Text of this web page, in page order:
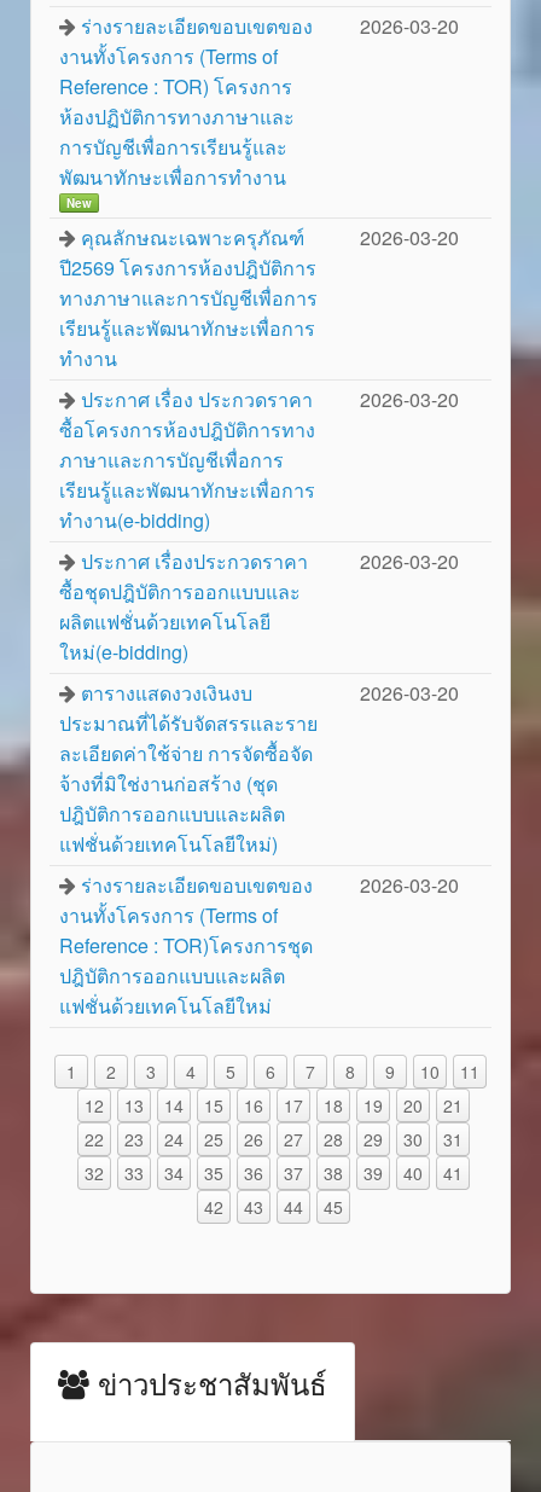
ร่างรายละเอียดขอบเขตของ
งานทั้งโครงการ (Terms of
Reference : TOR) โครงการ
ห้องปฏิบัติการทางภาษาและ
การบัญชีเพื่อการเรียนรู้และ
พัฒนาทักษะเพื่อการทำงาน
New
2026-03-20
คุณลักษณะเฉพาะครุภัณฑ์
ปี2569 โครงการห้องปฎิบัติการ
ทางภาษาและการบัญชีเพื่อการ
เรียนรู้และพัฒนาทักษะเพื่อการ
ทำงาน
2026-03-20
ประกาศ เรื่อง ประกวดราคา
ซื้อโครงการห้องปฎิบัติการทาง
ภาษาและการบัญชีเพื่อการ
เรียนรู้และพัฒนาทักษะเพื่อการ
ทำงาน(e-bidding)
2026-03-20
ประกาศ เรื่องประกวดราคา
ซื้อชุดปฎิบัติการออกแบบและ
ผลิตแฟชั่นด้วยเทคโนโลยี
ใหม่(e-bidding)
2026-03-20
ตารางแสดงวงเงินงบ
ประมาณที่ได้รับจัดสรรและราย
ละเอียดค่าใช้จ่าย การจัดซื้อจัด
จ้างที่มิใช่งานก่อสร้าง (ชุด
ปฎิบัติการออกแบบและผลิต
แฟชั่นด้วยเทคโนโลยีใหม่)
2026-03-20
ร่างรายละเอียดขอบเขตของ
งานทั้งโครงการ (Terms of
Reference : TOR)โครงการชุด
ปฎิบัติการออกแบบและผลิต
แฟชั่นด้วยเทคโนโลยีใหม่
2026-03-20
1 2 3 4 5 6 7 8 9 10
11
12
13 14 15 16 17 18 19 20
21
22
23 24 25 26 27 28 29 30
31
32
33 34 35 36 37 38 39 40
41
42
43 44 45
ข่าวประชาสัมพันธ์